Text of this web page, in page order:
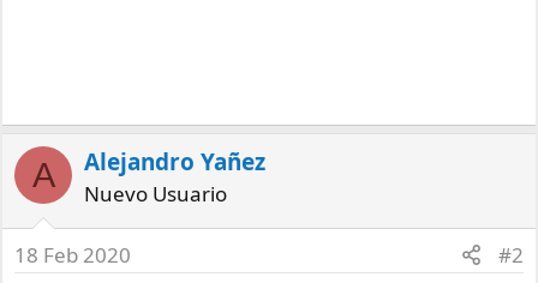
A Alejandro Yañez
Nuevo Usuario
18 Feb 2020 #2